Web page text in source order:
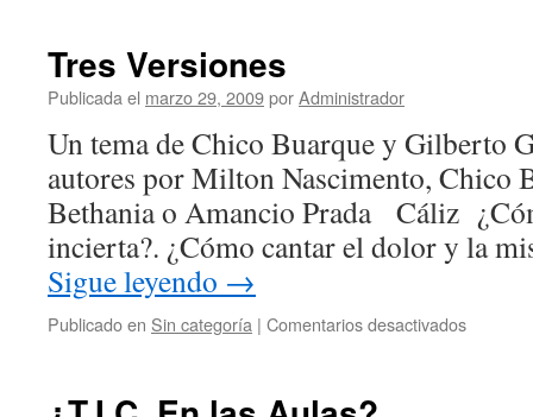
Tres Versiones
Publicada el marzo 29, 2009porAdministrador
Un tema de Chico Buarque y Gilberto
autores por Milton Nascimento, Chico
Bethania o Amancio Prada Cáliz
incierta?. ¿Cómo cantar el dolor y la
Sigue leyendo →
Publicado en Sin categoría | Comentarios desactivadosen